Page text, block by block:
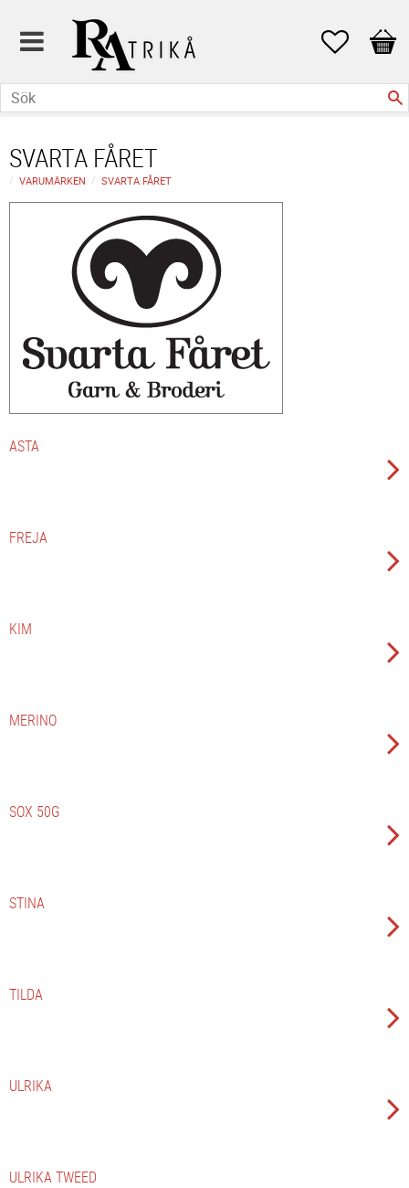
Favoriter
SVARTA FÅRET
VARUMÄRKEN SVARTA FÅRET
ASTA
FREJA
KIM
MERINO
SOX 50G
STINA
TILDA
ULRIKA
ULRIKA TWEED